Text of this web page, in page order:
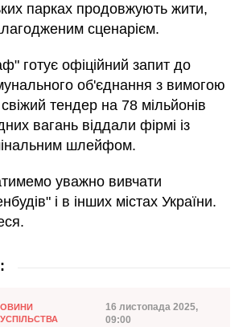
парках продовжують жити,
сценарієм.
готує офіційний запит до
об'єднання з вимогою
тендер на 78 мільйонів
вагань віддали фірмі із
шлейфом.
уважно вивчати
і в інших містах України.
Дата публікації
16 листопада 2025,
09:00